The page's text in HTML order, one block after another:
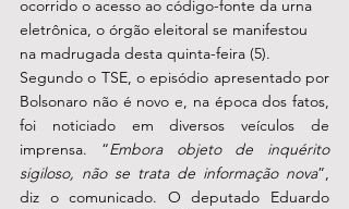
ocorrido o acesso ao código-fonte da urna
eletrônica, o órgão eleitoral se manifestou
na madrugada desta quinta-feira (5).
Segundo o TSE, o episódio apresentado por
Bolsonaro não é novo e, na época dos fatos,
foi noticiado em diversos veículos de
imprensa. “Embora objeto de inquérito
sigiloso, não se trata de informação nova”,
diz o comunicado. O deputado Eduardo